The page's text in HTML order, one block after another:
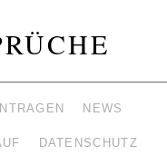
NEWS
DATENSCHUTZ